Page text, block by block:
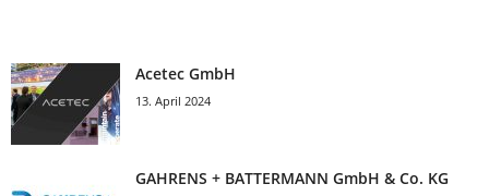
Acetec GmbH
13. April 2024
GAHRENS + BATTERMANN GmbH & Co. KG